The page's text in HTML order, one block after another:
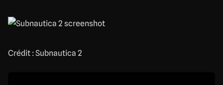
Crédit : Subnautica 2